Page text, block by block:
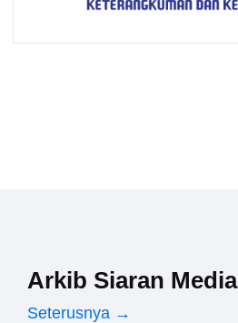
Arkib Siaran Media
Seterusnya →